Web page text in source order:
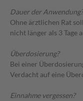
Dauer der Anwendung?
Ohne ärztlichen Rat
nicht länger als 3
Überdosierung?
Bei einer
Verdacht auf eine
Einnahme vergessen?